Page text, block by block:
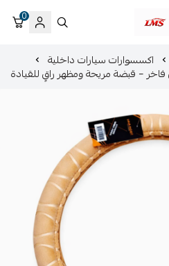
متجر لمسات الشرقية لزينة سيارات LMS
0
اكسسوارات سيارات داخلية
– قبضة مريحة ومظهر راقٍ للقيادة